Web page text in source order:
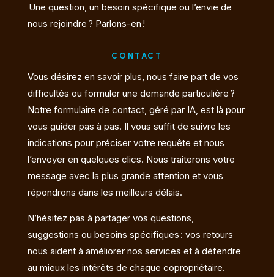
Une question, un besoin spécifique ou l’envie de
nous rejoindre ? Parlons-en !
CONTACT
Vous désirez en savoir plus, nous faire part de vos
difficultés ou formuler une demande particulière ?
Notre formulaire de contact, géré par IA, est là pour
vous guider pas à pas. Il vous suffit de suivre les
indications pour préciser votre requête et nous
l’envoyer en quelques clics. Nous traiterons votre
message avec la plus grande attention et vous
répondrons dans les meilleurs délais.
N’hésitez pas à partager vos questions,
suggestions ou besoins spécifiques : vos retours
nous aident à améliorer nos services et à défendre
au mieux les intérêts de chaque copropriétaire.